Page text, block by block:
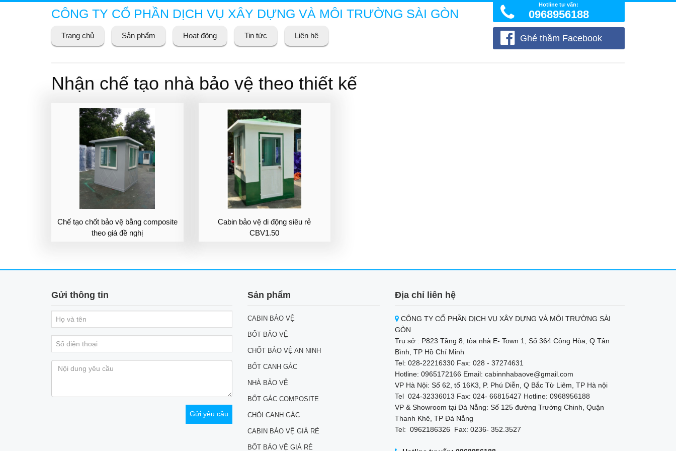
CÔNG TY CỔ PHẦN DỊCH VỤ XÂY DỰNG VÀ MÔI TRƯỜNG SÀI GÒN
Trang chủ Sản phẩm Hoạt động Tin tức Liên hệ
Hotline tư vấn:
0968956188
Ghé thăm Facebook
Nhận chế tạo nhà bảo vệ theo thiết kế
Chế tạo chốt bảo vệ bằng composite
theo giá đề nghị
Cabin bảo vệ di động siêu rẻ
CBV1.50
Gửi thông tin Sản phẩm
CABIN BẢO VỆ
BỐT BẢO VỆ
CHỐT BẢO VỆ AN NINH
BỐT CANH GÁC
NHÀ BẢO VỆ
BỐT GÁC COMPOSITE
CHÒI CANH GÁC
CABIN BẢO VỆ GIÁ RẺ
BỐT BẢO VỆ GIÁ RẺ
Địa chỉ liên hệ
CÔNG TY CỔ PHẦN DỊCH VỤ XÂY DỰNG VÀ MÔI TRƯỜNG SÀI
GÒN
Trụ sở : P823 Tầng 8, tòa nhà E- Town 1, Số 364 Cộng Hòa, Q Tân
Bình, TP Hồ Chí Minh
Tel: 028-22216330 Fax: 028 - 37274631
Hotline: 0965172166 Email: cabinnhabaove@gmail.com
VP Hà Nội: Số 62, tổ 16K3, P. Phú Diễn, Q Bắc Từ Liêm, TP Hà nội
Tel 024-32336013 Fax: 024- 66815427 Hotline: 0968956188
VP & Showroom tại Đà Nẵng: Số 125 đường Trường Chinh, Quận
Thanh Khê, TP Đà Nẵng
Tel: 0962186326 Fax: 0236- 352.3527